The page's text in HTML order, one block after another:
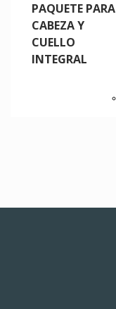
PAQUETE PARA
CABEZA Y
CUELLO
INTEGRAL